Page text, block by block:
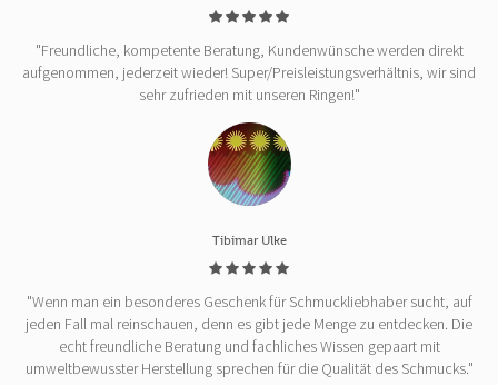
"Freundliche, kompetente Beratung, Kundenwünsche werden direkt
aufgenommen, jederzeit wieder! Super/Preisleistungsverhältnis, wir sind
sehr zufrieden mit unseren Ringen!"
Tibimar Ulke
"Wenn man ein besonderes Geschenk für Schmuckliebhaber sucht, auf
jeden Fall mal reinschauen, denn es gibt jede Menge zu entdecken. Die
echt freundliche Beratung und fachliches Wissen gepaart mit
umweltbewusster Herstellung sprechen für die Qualität des Schmucks."